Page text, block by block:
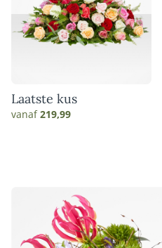
Laatste kus
vanaf219,99